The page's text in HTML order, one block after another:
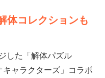
体コレクションも
した「解体パズル
ャラクターズ」コラボ